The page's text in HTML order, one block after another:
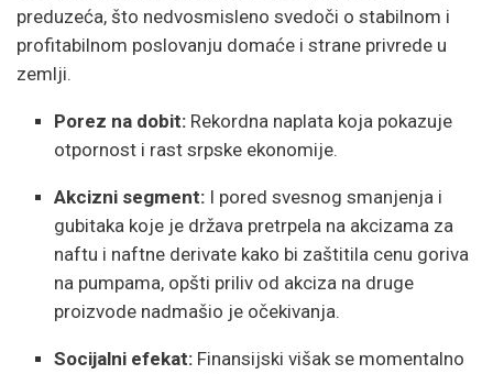
preduzeća, što nedvosmisleno svedoči o stabilnom i
profitabilnom poslovanju domaće i strane privrede u
zemlji.
Porez na dobit: Rekordna naplata koja pokazuje
otpornost i rast srpske ekonomije.
Akcizni segment: I pored svesnog smanjenja i
gubitaka koje je država pretrpela na akcizama za
naftu i naftne derivate kako bi zaštitila cenu goriva
na pumpama, opšti priliv od akciza na druge
proizvode nadmašio je očekivanja.
Socijalni efekat: Finansijski višak se momentalno